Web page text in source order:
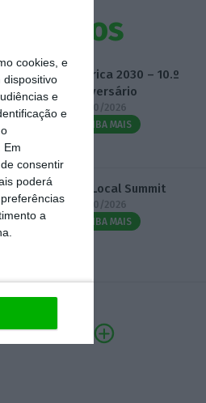
cookies, e
dispositivo
e
e
Em
consentir
poderá
a
Eventos
Fábrica 2030 – 10.º
Aniversário
14/10/2026
SAIBA MAIS
3.º Local Summit
07/10/2026
SAIBA MAIS